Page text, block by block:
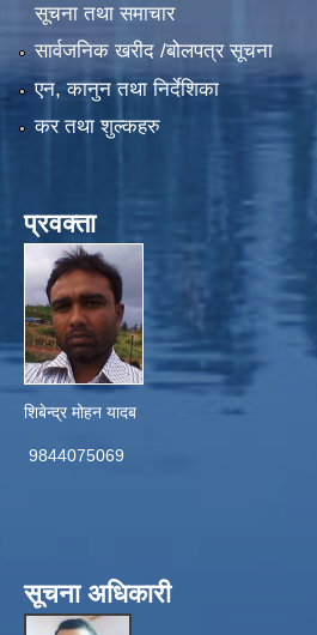
सूचना तथा समाचार
सार्वजनिक खरीद /बोलपत्र सूचना
एन, कानुन तथा निर्देशिका
कर तथा शुल्कहरु
प्रवक्ता
शिबेन्द्र मोहन यादब
9844075069
सूचना अधिकारी